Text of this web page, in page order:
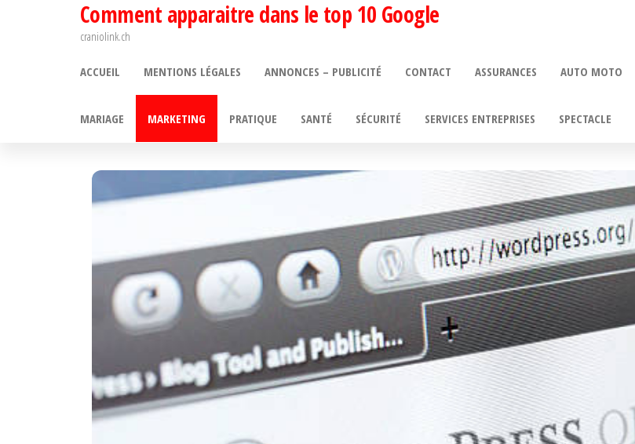
Comment apparaitre dans le top 10 Google
craniolink.ch
ACCUEIL MENTIONS LÉGALES ANNONCES – PUBLICITÉ CONTACT ASSURANCES AUTO MOTO
MARIAGE MARKETING PRATIQUE SANTÉ SÉCURITÉ SERVICES ENTREPRISES SPECTACLE